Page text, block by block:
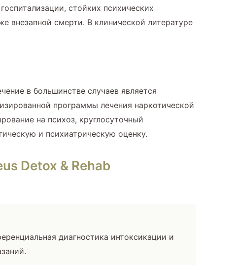
стойких психических
внезапной смерти. В клинической литературе
в большинстве случаев является
программы лечения наркотической
на психоз, круглосуточный
и психиатрическую оценку.
Detox & Rehab
диагностика интоксикации и